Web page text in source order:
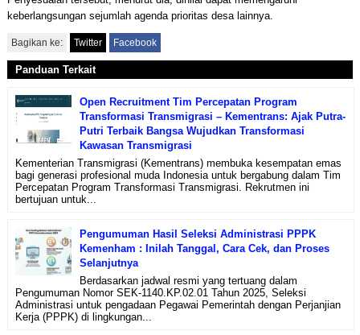
keberlangsungan sejumlah agenda prioritas desa lainnya.
Bagikan ke: Twitter Facebook
Panduan Terkait
Open Recruitment Tim Percepatan Program
Transformasi Transmigrasi – Kementrans: Ajak Putra-
Putri Terbaik Bangsa Wujudkan Transformasi
Kawasan Transmigrasi
Kementerian Transmigrasi (Kementrans) membuka kesempatan emas
bagi generasi profesional muda Indonesia untuk bergabung dalam Tim
Percepatan Program Transformasi Transmigrasi. Rekrutmen ini
bertujuan untuk...
Pengumuman Hasil Seleksi Administrasi PPPK
Kemenham : Inilah Tanggal, Cara Cek, dan Proses
Selanjutnya
Berdasarkan jadwal resmi yang tertuang dalam
Pengumuman Nomor SEK-1140.KP.02.01 Tahun 2025, Seleksi
Administrasi untuk pengadaan Pegawai Pemerintah dengan Perjanjian
Kerja (PPPK) di lingkungan...